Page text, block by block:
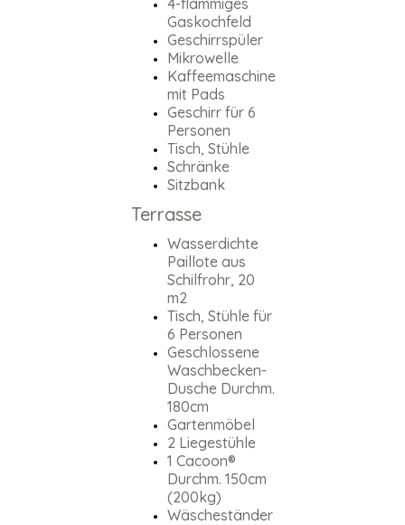
4-flammiges
Gaskochfeld
Geschirrspüler
Mikrowelle
Kaffeemaschine
mit Pads
Geschirr für 6
Personen
Tisch, Stühle
Schränke
Sitzbank
Terrasse
Wasserdichte
Paillote aus
Schilfrohr, 20
m2
Tisch, Stühle für
6 Personen
Geschlossene
Waschbecken-
Dusche Durchm.
180cm
Gartenmöbel
2 Liegestühle
1 Cacoon®
Durchm. 150cm
(200kg)
Wäscheständer